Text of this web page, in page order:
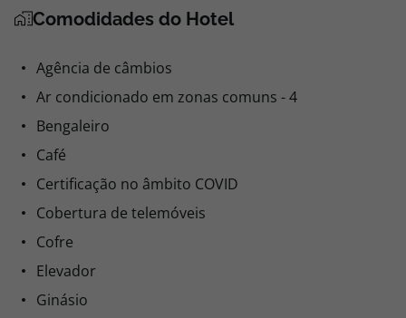
Comodidades do Hotel
Agência de câmbios
Ar condicionado em zonas comuns - 4
Bengaleiro
Café
Certificação no âmbito COVID
Cobertura de telemóveis
Cofre
Elevador
Ginásio